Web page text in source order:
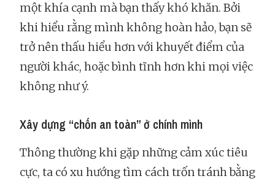
một khía cạnh mà bạn thấy khó khăn. Bởi
khi hiểu rằng mình không hoàn hảo, bạn sẽ
trở nên thấu hiểu hơn với khuyết điểm của
người khác, hoặc bình tĩnh hơn khi mọi việc
không như ý.
Xây dựng “chốn an toàn” ở chính mình
Thông thường khi gặp những cảm xúc tiêu
cực, ta có xu hướng tìm cách trốn tránh bằng